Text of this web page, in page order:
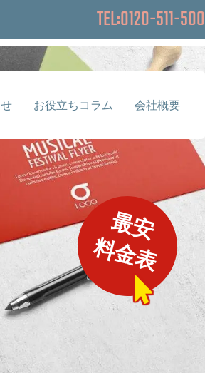
TEL:0120-511-500
お役立ちコラム 会社概要
最安
料金表